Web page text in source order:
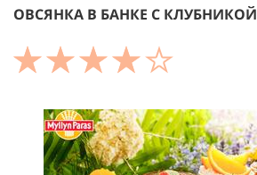
ОВСЯНКА В БАНКЕ С КЛУБНИКОЙ